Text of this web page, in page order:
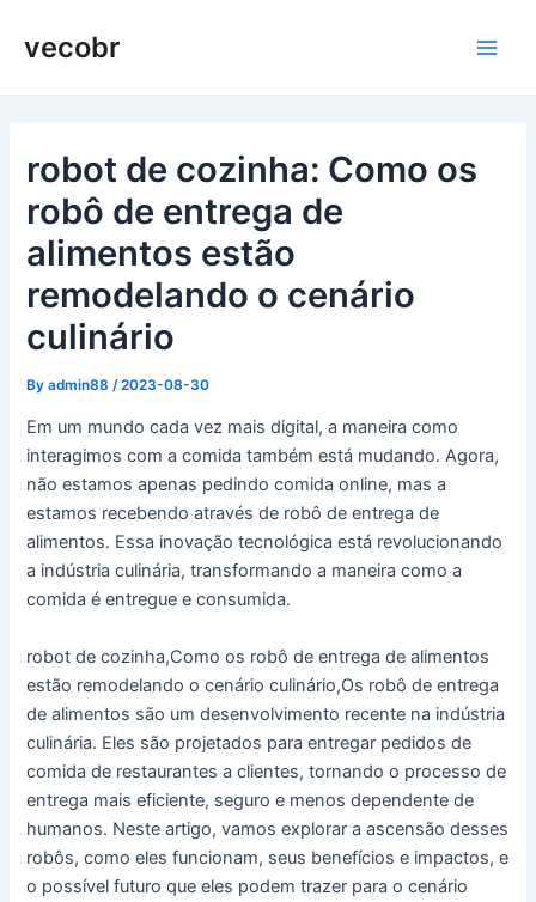
vecobr
robot de cozinha: Como os
robô de entrega de
alimentos estão
remodelando o cenário
culinário
Byadmin88 /2023-08-30
Em um mundo cada vez mais digital, a maneira como
interagimos com a comida também está mudando. Agora,
não estamos apenas pedindo comida online, mas a
estamos recebendo através de robô de entrega de
alimentos. Essa inovação tecnológica está revolucionando
a indústria culinária, transformando a maneira como a
comida é entregue e consumida.
robot de cozinha,Como os robô de entrega de alimentos
estão remodelando o cenário culinário,Os robô de entrega
de alimentos são um desenvolvimento recente na indústria
culinária. Eles são projetados para entregar pedidos de
comida de restaurantes a clientes, tornando o processo de
entrega mais eficiente, seguro e menos dependente de
humanos. Neste artigo, vamos explorar a ascensão desses
robôs, como eles funcionam, seus benefícios e impactos, e
o possível futuro que eles podem trazer para o cenário